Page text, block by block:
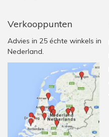
Verkooppunten
Advies in 25 échte winkels in
Nederland.